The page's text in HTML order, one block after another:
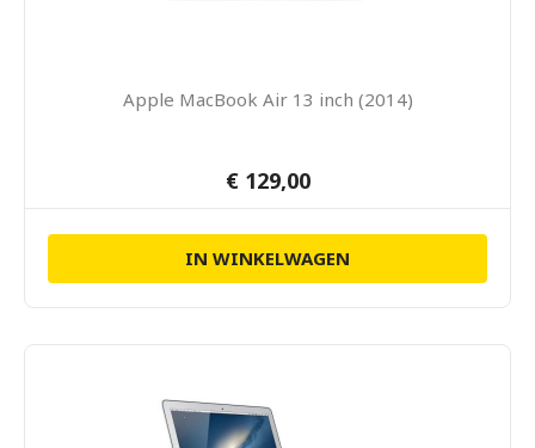
Apple MacBook Air 13 inch (2014)
€ 129,00
IN WINKELWAGEN